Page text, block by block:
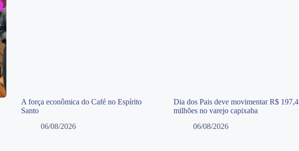
A força econômica do Café no Espírito
Santo
06/08/2026
Dia dos Pais deve movimentar R$ 197,4
milhões no varejo capixaba
06/08/2026